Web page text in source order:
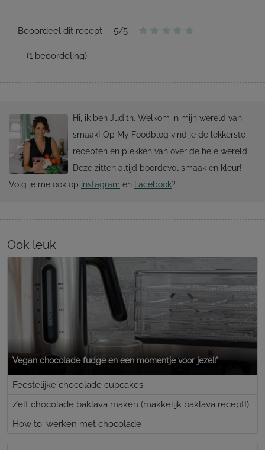
Beoordeel dit recept 5/5
(1 beoordeling)
Hi, ik ben Judith. Welkom in mijn wereld van
smaak! Op My Foodblog vind je de lekkerste
recepten en plekken van over de hele wereld.
Deze zitten altijd boordevol smaak en kleur!
Volg je me ook op Instagram en Facebook?
Ook leuk
Vegan chocolade fudge en een momentje voor jezelf
Feestelijke chocolade cupcakes
Zelf chocolade baklava maken (makkelijk baklava recept!)
How to: werken met chocolade